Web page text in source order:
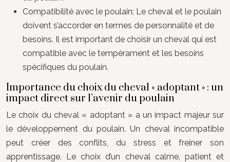
Compatibilité avec le poulain: Le cheval et le poulain
doivent s’accorder en termes de personnalité et de
besoins. Il est important de choisir un cheval qui est
compatible avec le tempérament et les besoins
spécifiques du poulain.
Importance du choix du cheval « adoptant » : un
impact direct sur l’avenir du poulain
Le choix du cheval « adoptant » a un impact majeur sur
le développement du poulain. Un cheval incompatible
peut créer des conflits, du stress et freiner son
apprentissage. Le choix d’un cheval calme, patient et